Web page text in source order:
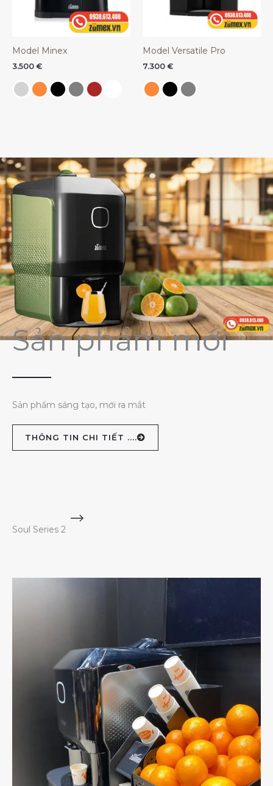
Model Minex
3.500 €
Model Versatile Pro
7.300 €
Sản phẩm mới
Sản phẩm sáng tạo, mới ra mắt
THÔNG TIN CHI TIẾT ....
Soul Series 2